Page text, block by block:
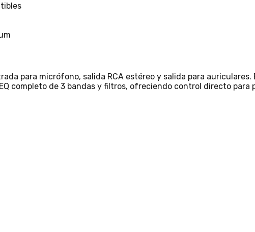
para micrófono, salida RCA estéreo y salida para
completo de 3 bandas y filtros, ofreciendo control directo para